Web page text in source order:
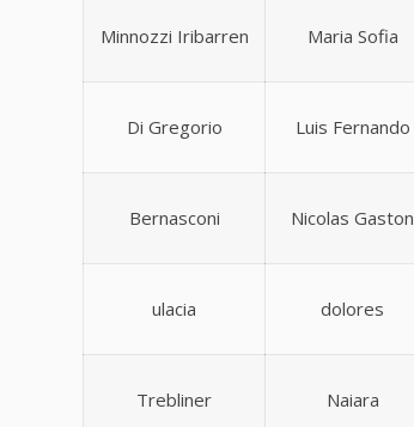
Minnozzi Iribarren Maria Sofia
Di Gregorio Luis Fernando
Bernasconi Nicolas Gaston
ulacia dolores
Trebliner Naiara